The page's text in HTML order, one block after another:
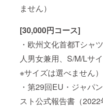
ません）
[30,000円コース]
・欧州文化首都Tシャ
人男女兼用、S/M/Lサイ
※サイズは選べません）
・第29回EU・ジャパ
スト公式報告書（2022